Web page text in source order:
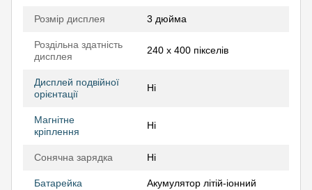
Розмір дисплея 3 дюйма
Роздільна здатність
дисплея
240 x 400 пікселів
Дисплей подвійної
орієнтації
Ні
Магнітне
кріплення
Ні
Сонячна зарядка Ні
Батарейка Акумулятор літій-іонний